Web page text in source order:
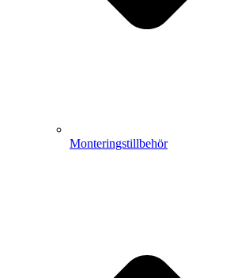
Monteringstillbehör